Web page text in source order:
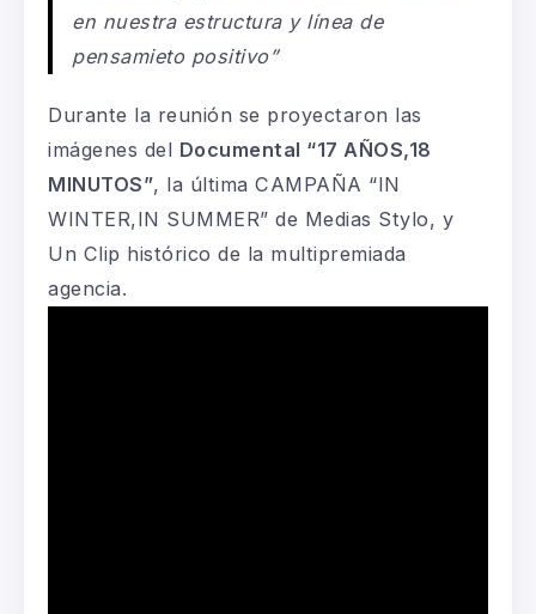
en nuestra estructura y línea de
pensamieto positivo”
Durante la reunión se proyectaron las
imágenes del Documental “17 AÑOS,18
MINUTOS”, la última CAMPAÑA “IN
WINTER,IN SUMMER” de Medias Stylo, y
Un Clip histórico de la multipremiada
agencia.